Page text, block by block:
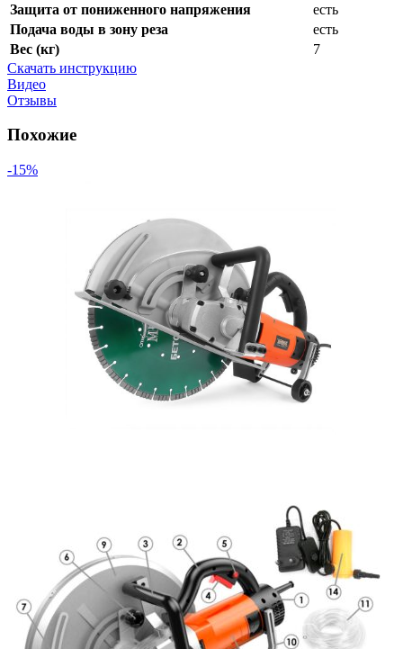
Защита от пониженного напряжения
есть
Подача воды в зону реза
есть
Вес (кг)
7
Скачать инструкцию
Видео
Отзывы
Похожие
-15%